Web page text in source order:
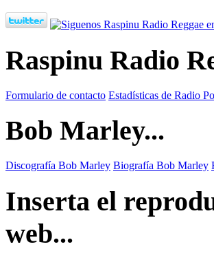
Raspinu Radio
Formulario de contacto Estadísticas de Radio
Bob Marley...
Discografía Bob Marley Biografía Bob Marley
Inserta el
web...